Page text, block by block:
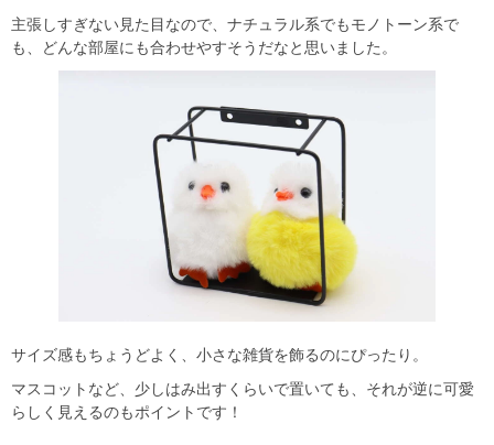
主張しすぎない見た目なので、ナチュラル系でもモノトーン系で
も、どんな部屋にも合わせやすそうだなと思いました。
サイズ感もちょうどよく、小さな雑貨を飾るのにぴったり。
マスコットなど、少しはみ出すくらいで置いても、それが逆に可愛
らしく見えるのもポイントです！